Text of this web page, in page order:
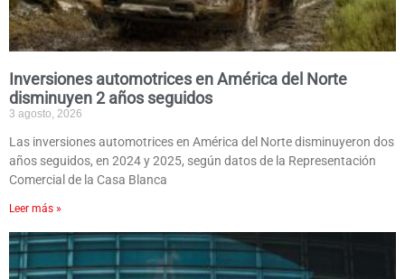
Inversiones automotrices en América del Norte
disminuyen 2 años seguidos
3 agosto, 2026
Las inversiones automotrices en América del Norte disminuyeron dos
años seguidos, en 2024 y 2025, según datos de la Representación
Comercial de la Casa Blanca
Leer más »